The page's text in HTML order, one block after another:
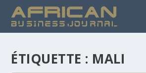
ÉTIQUETTE : MALI